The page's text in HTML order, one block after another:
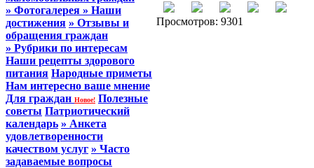
» Фотогалерея » Наши
достижения » Отзывы и
обращения граждан
» Рубрики по интересам
Наши рецепты здорового
питания Народные приметы
Нам интересно ваше мнение
Для граждан Новое! Полезные
советы Патриотический
календарь » Анкета
удовлетворенности
качеством услуг » Часто
задаваемые вопросы
Просмотров: 9301